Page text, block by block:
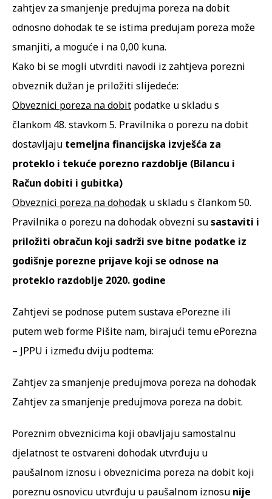
zahtjev za smanjenje predujma poreza na dobit
odnosno dohodak te se istima predujam poreza može
smanjiti, a moguće i na 0,00 kuna.
Kako bi se mogli utvrditi navodi iz zahtjeva porezni
obveznik dužan je priložiti slijedeće:
Obveznici poreza na dobit podatke u skladu s
člankom 48. stavkom 5. Pravilnika o porezu na dobit
dostavljaju temeljna financijska izvješća za
proteklo i tekuće porezno razdoblje (Bilancu i
Račun dobiti i gubitka)
Obveznici poreza na dohodak u skladu s člankom 50.
Pravilnika o porezu na dohodak obvezni susastaviti i
priložiti obračun koji sadrži sve bitne podatke iz
godišnje porezne prijave koji se odnose na
proteklo razdoblje 2020. godine
Zahtjevi se podnose putem sustavaePorezne ili
putem web forme Pišite nam, birajući temu ePorezna
– JPPU i između dviju podtema:
Zahtjev za smanjenje predujmova poreza na dohodak
Zahtjev za smanjenje predujmova poreza na dobit.
Poreznim obveznicima koji obavljaju samostalnu
djelatnost te ostvareni dohodak utvrđuju u
paušalnom iznosu i obveznicima poreza na dobit koji
poreznu osnovicu utvrđuju u paušalnom iznosu nije